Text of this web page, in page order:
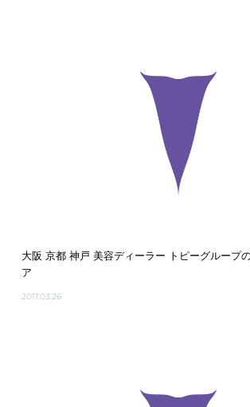
大阪 京都 神戸 美容ディーラー トピーグループ
ア
2017.03.26